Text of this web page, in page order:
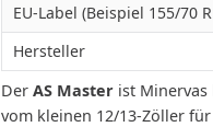
EU-Label (Beispiel 155/70
Hersteller
Der AS Master ist
vom kleinen 12/13-Zöller